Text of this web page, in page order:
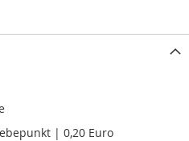
| 0,20 Euro